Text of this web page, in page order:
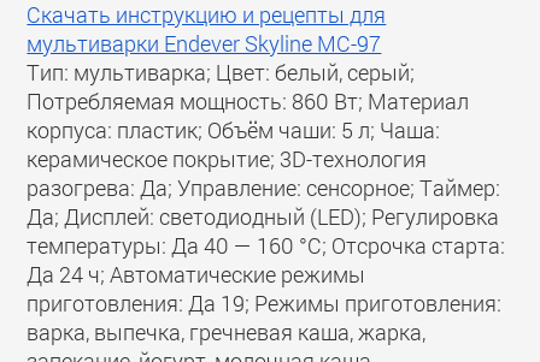
Скачать инструкцию и рецепты для
мультиварки Endever Skyline MC-97
Тип: мультиварка; Цвет: белый, серый;
Потребляемая мощность: 860 Вт; Материал
корпуса: пластик; Объём чаши: 5 л; Чаша:
керамическое покрытие; 3D-технология
разогрева: Да; Управление: сенсорное; Таймер:
Да; Дисплей: светодиодный (LED); Регулировка
температуры: Да 40 — 160 °C; Отсрочка старта:
Да 24 ч; Автоматические режимы
приготовления: Да 19; Режимы приготовления:
варка, выпечка, гречневая каша, жарка,